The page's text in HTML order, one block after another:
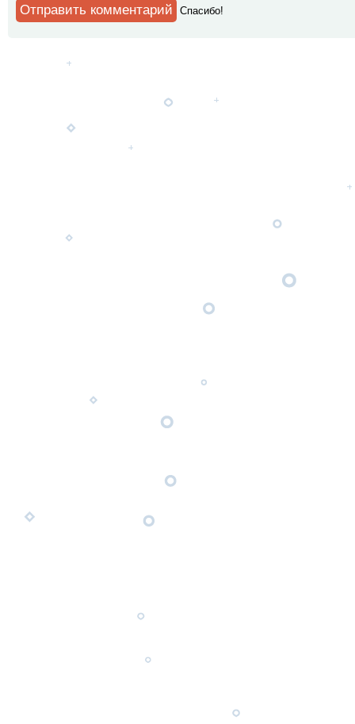
Спaсибо!